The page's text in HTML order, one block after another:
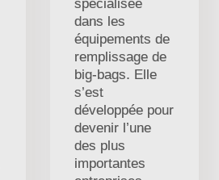
spécialisée
dans les
équipements de
remplissage de
big-bags. Elle
s’est
développée pour
devenir l’une
des plus
importantes